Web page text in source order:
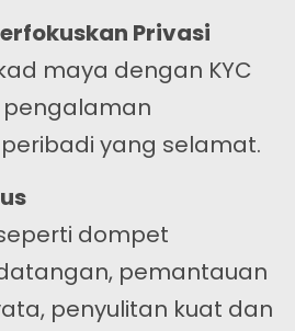
Privasi
maya dengan KYC
yang selamat.
dompet
pemantauan
penyulitan kuat dan